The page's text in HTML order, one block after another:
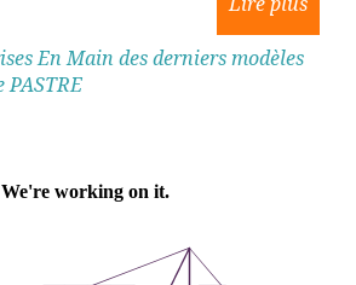
En Main des derniers modèles